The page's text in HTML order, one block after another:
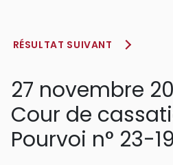
RÉSULTAT SUIVANT
27 novembre
Cour de
Pourvoi n° 23-